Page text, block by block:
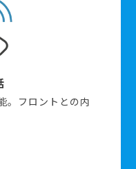
。フロントとの内